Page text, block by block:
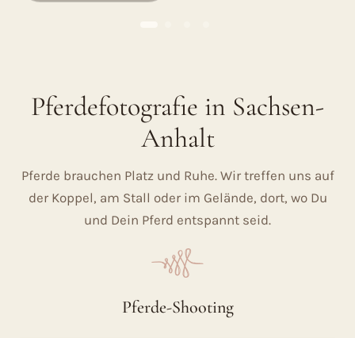
Pferdefotografie in Sachsen-
Anhalt
Pferde brauchen Platz und Ruhe. Wir treffen uns auf
der Koppel, am Stall oder im Gelände, dort, wo Du
und Dein Pferd entspannt seid.
C
Pferde-Shooting